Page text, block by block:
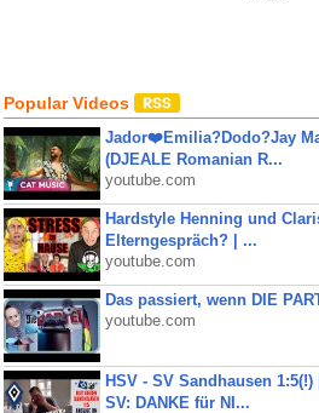
Popular Videos
Jador❤️Emilia?Dodo?Jay
(DJEALE Romanian R...
youtube.com
Hardstyle Henning und
Elterngespräch? | ...
youtube.com
Das passiert, wenn DIE
youtube.com
HSV - SV Sandhausen
SV: DANKE für NI...